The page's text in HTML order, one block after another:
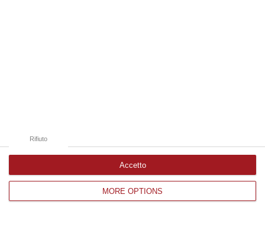
MORE OPTIONS
Rifiuto
Accetto
Corriere delle Calabria è una testata giornalistica di News&Com S.r.l
©2012--2026. Tutti i diritti riservati.